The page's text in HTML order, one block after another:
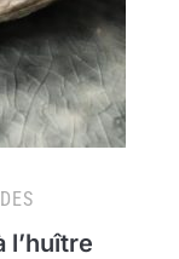
l’huître